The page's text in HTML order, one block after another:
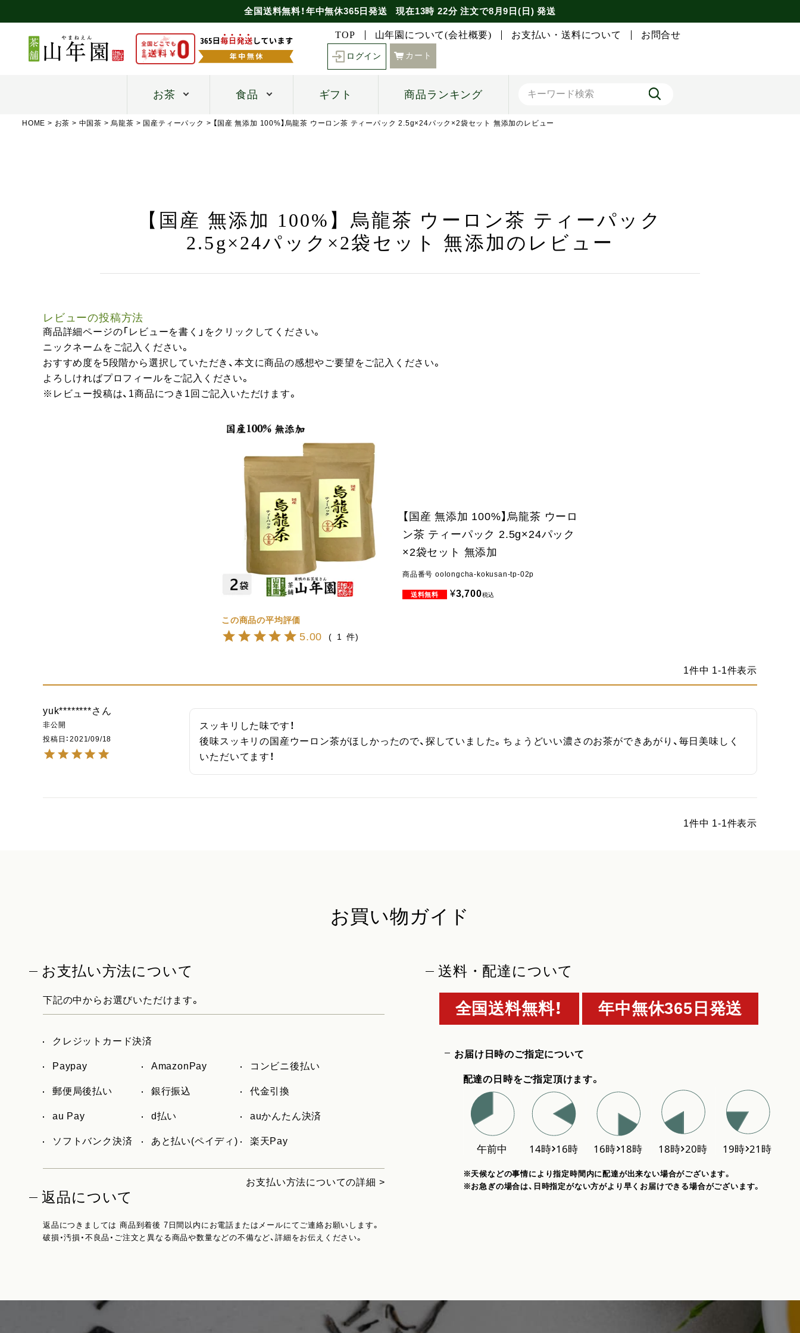
全国送料無料！年中無休365日発送 現在13時 22分注文で8月9日(日) 発送
TOP 山年園について(会社概要) お支払い・送料について お問合せ
ログイン カート
お茶 食品 ギフト 商品ランキング
HOME お茶 中国茶 烏龍茶 国産ティーパック 【国産 無添加 100%】烏龍茶 ウーロン茶 ティーパック 2.5g×24パック×2袋セット 無添加のレビュー
【国産 無添加 100%】烏龍茶 ウーロン茶 ティーパック
2.5g×24パック×2袋セット 無添加のレビュー
レビューの投稿方法
商品詳細ページの「レビューを書く」をクリックしてください。
ニックネームをご記入ください。
おすすめ度を5段階から選択していただき、本文に商品の感想やご要望をご記入ください。
よろしければプロフィールをご記入ください。
※レビュー投稿は、1商品につき1回ご記入いただけます。
【国産 無添加 100%】烏龍茶 ウーロ
ン茶 ティーパック 2.5g×24パック
×2袋セット 無添加
商品番号 oolongcha-kokusan-tp-02p
¥3,700税込
5.00 1
1件中 1-1件表示
yuk********
非公開
投稿日
2021/09/18
スッキリした味です！
後味スッキリの国産ウーロン茶がほしかったので、探していました。ちょうどいい濃さのお茶ができあがり、毎日美味しく
いただいてます！
1件中 1-1件表示
お買い物ガイド
お支払い方法について
下記の中からお選びいただけます。
クレジットカード決済
Paypay AmazonPay コンビニ後払い
郵便局後払い 銀行振込 代金引換
au Pay d払い auかんたん決済
ソフトバンク決済 あと払い(ペイディ) 楽天Pay
お支払い方法についての詳細 >
返品について
返品につきましては 商品到着後 7日間以内にお電話またはメールにてご連絡お願いします。
破損・汚損・不良品・ご注文と異なる商品や数量などの不備など、詳細をお伝えください。
送料・配達について
全国送料無料！ 年中無休365日発送
お届け日時のご指定について
配達の日時をご指定頂けます。
※天候などの事情により指定時間内に配達が出来ない場合がございます。
※お急ぎの場合は、日時指定がない方がより早くお届けできる場合がございます。